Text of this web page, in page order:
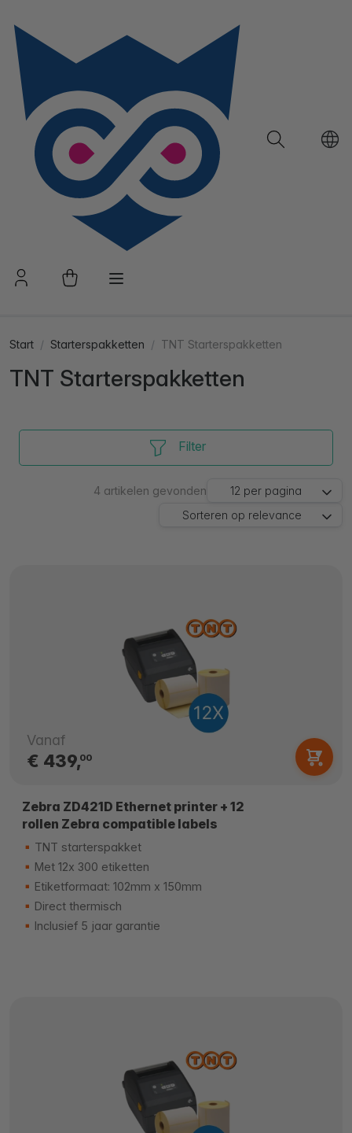
Start Starterspakketten TNT Starterspakketten
TNT Starterspakketten
Filter
4 artikelen gevonden 12 per pagina
Sorteren op relevance
Vanaf
€ 439,00
Zebra ZD421D Ethernet printer + 12
rollen Zebra compatible labels
TNT starterspakket
Met 12x 300 etiketten
Etiketformaat: 102mm x 150mm
Direct thermisch
Inclusief 5 jaar garantie